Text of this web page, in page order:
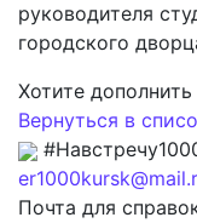
руководителя
городского
Хотите
Вернуться в
Почта для